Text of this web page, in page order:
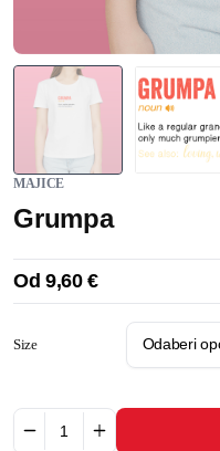
MAJICE
Grumpa
Od 9,60€
Size